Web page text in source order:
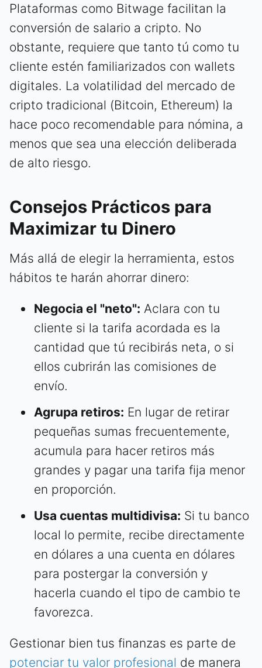
Plataformas como Bitwage facilitan la
conversión de salario a cripto. No
obstante, requiere que tanto tú como tu
cliente estén familiarizados con wallets
digitales. La volatilidad del mercado de
cripto tradicional (Bitcoin, Ethereum) la
hace poco recomendable para nómina, a
menos que sea una elección deliberada
de alto riesgo.
Consejos Prácticos para
Maximizar tu Dinero
Más allá de elegir la herramienta, estos
hábitos te harán ahorrar dinero:
Negocia el "neto": Aclara con tu
cliente si la tarifa acordada es la
cantidad que tú recibirás neta, o si
ellos cubrirán las comisiones de
envío.
Agrupa retiros: En lugar de retirar
pequeñas sumas frecuentemente,
acumula para hacer retiros más
grandes y pagar una tarifa fija menor
en proporción.
Usa cuentas multidivisa: Si tu banco
local lo permite, recibe directamente
en dólares a una cuenta en dólares
para postergar la conversión y
hacerla cuando el tipo de cambio te
favorezca.
Gestionar bien tus finanzas es parte de
potenciar tu valor profesional de manera